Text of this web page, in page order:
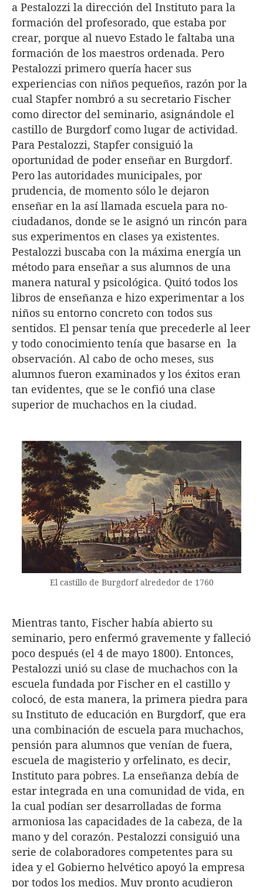
a Pestalozzi la dirección del Instituto para la
formación del profesorado, que estaba por
crear, porque al nuevo Estado le faltaba una
formación de los maestros ordenada. Pero
Pestalozzi primero quería hacer sus
experiencias con niños pequeños, razón por la
cual Stapfer nombró a su secretario Fischer
como director del seminario, asignándole el
castillo de Burgdorf como lugar de actividad.
Para Pestalozzi, Stapfer consiguió la
oportunidad de poder enseñar en Burgdorf.
Pero las autoridades municipales, por
prudencia, de momento sólo le dejaron
enseñar en la así llamada escuela para no-
ciudadanos, donde se le asignó un rincón para
sus experimentos en clases ya existentes.
Pestalozzi buscaba con la máxima energía un
método para enseñar a sus alumnos de una
manera natural y psicológica. Quitó todos los
libros de enseñanza e hizo experimentar a los
niños su entorno concreto con todos sus
sentidos. El pensar tenía que precederle al leer
y todo conocimiento tenía que basarse en la
observación. Al cabo de ocho meses, sus
alumnos fueron examinados y los éxitos eran
tan evidentes, que se le confió una clase
superior de muchachos en la ciudad.
El castillo de Burgdorf alrededor de 1760
Mientras tanto, Fischer había abierto su
seminario, pero enfermó gravemente y falleció
poco después (el 4 de mayo 1800). Entonces,
Pestalozzi unió su clase de muchachos con la
escuela fundada por Fischer en el castillo y
colocó, de esta manera, la primera piedra para
su Instituto de educación en Burgdorf, que era
una combinación de escuela para muchachos,
pensión para alumnos que venían de fuera,
escuela de magisterio y orfelinato, es decir,
Instituto para pobres. La enseñanza debía de
estar integrada en una comunidad de vida, en
la cual podían ser desarrolladas de forma
armoniosa las capacidades de la cabeza, de la
mano y del corazón. Pestalozzi consiguió una
serie de colaboradores competentes para su
idea y el Gobierno helvético apoyó la empresa
por todos los medios. Muy pronto acudieron